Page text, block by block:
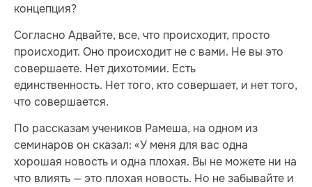
концепция?
Согласно Адвайте, все, что происходит, просто
происходит. Оно происходит не с вами. Не вы это
совершаете. Нет дихотомии. Есть
единственность. Нет того, кто совершает, и нет того,
что совершается.
По рассказам учеников Рамеша, на одном из
семинаров он сказал: «У меня для вас одна
хорошая новость и одна плохая. Вы не можете ни на
что влиять — это плохая новость. Но не забывайте и